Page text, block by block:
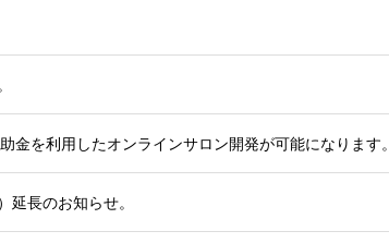
金を利用したオンラインサロン開発が可能になります。
延長のお知らせ。